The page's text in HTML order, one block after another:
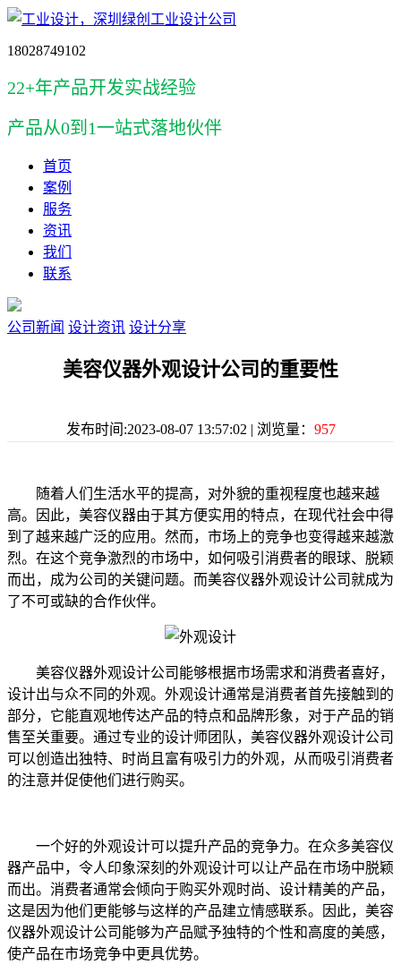
18028749102
22+年产品开发实战经验
产品从0到1一站式落地伙伴
首页
案例
服务
资讯
我们
联系
公司新闻 设计资讯 设计分享
美容仪器外观设计公司的重要性
发布时间:2023-08-07 13:57:02 | 浏览量： 957
随着人们生活水平的提高，对外貌的重视程度也越来越
高。因此，美容仪器由于其方便实用的特点，在现代社会中得
到了越来越广泛的应用。然而，市场上的竞争也变得越来越激
烈。在这个竞争激烈的市场中，如何吸引消费者的眼球、脱颖
而出，成为公司的关键问题。而美容仪器外观设计公司就成为
了不可或缺的合作伙伴。
美容仪器外观设计公司能够根据市场需求和消费者喜好，
设计出与众不同的外观。外观设计通常是消费者首先接触到的
部分，它能直观地传达产品的特点和品牌形象，对于产品的销
售至关重要。通过专业的设计师团队，美容仪器外观设计公司
可以创造出独特、时尚且富有吸引力的外观，从而吸引消费者
的注意并促使他们进行购买。
一个好的外观设计可以提升产品的竞争力。在众多美容仪
器产品中，令人印象深刻的外观设计可以让产品在市场中脱颖
而出。消费者通常会倾向于购买外观时尚、设计精美的产品，
这是因为他们更能够与这样的产品建立情感联系。因此，美容
仪器外观设计公司能够为产品赋予独特的个性和高度的美感，
使产品在市场竞争中更具优势。